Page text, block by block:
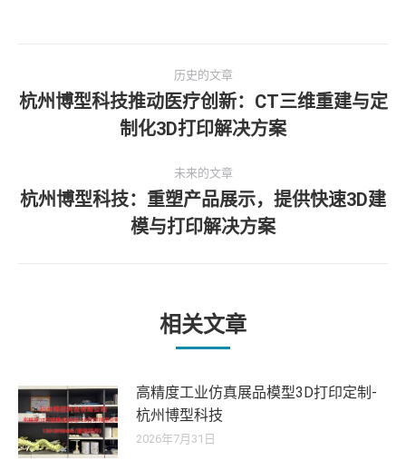
章
航
历史的文章
历
史
文
章：
杭州博型科技推动医疗创新：CT三维重建与定
制化3D打印解决方案
未来的文章
未
来
杭州博型科技：重塑产品展示，提供快速3D建
模与打印解决方案
相关文章
高精度工业仿真展品模型3D打印定制-
杭州博型科技
2026年7月31日